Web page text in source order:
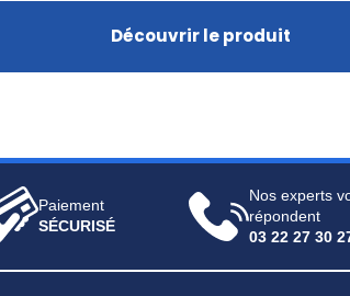
Découvrir le produit
Paiement
SÉCURISÉ
Nos experts
répondent
03 22 27 30